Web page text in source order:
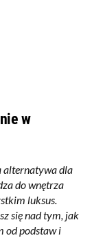
w
alternatywa dla
do wnętrza
luksus.
się nad tym, jak
od podstaw i